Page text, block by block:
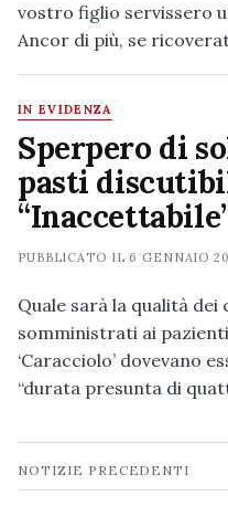
vostro figlio servissero
Ancor di più, se
IN EVIDENZA
Sperpero di
pasti
PUBBLICATO IL 6 GENNAIO
Quale sarà la qualità dei
somministrati ai
‘Caracciolo’ dovevano
“durata presunta di
Navigazione
notizie
NOTIZIE PRECEDENTI